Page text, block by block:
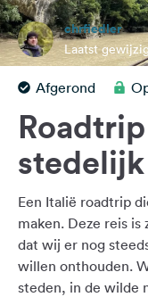
Nieuwsbrief
Feedback
Taal:
Nederlands
Volg
ons
op
social
media
chrfiedler
Laatst
Afgerond
Een Italië roadtrip
maken. Deze reis
dat wij er nog
willen onthouden.
steden, in de wilde